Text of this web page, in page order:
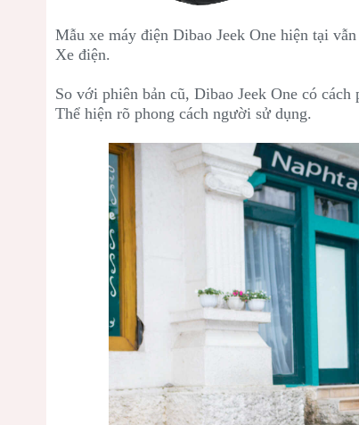
Mẫu xe máy điện Dibao Jeek One hiện tại
Xe điện.
So với phiên bản cũ, Dibao Jeek One có
Thể hiện rõ phong cách người sử dụng.